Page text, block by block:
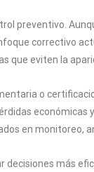
preventivo.
correctivo
que eviten la
o
en monitoreo,
más